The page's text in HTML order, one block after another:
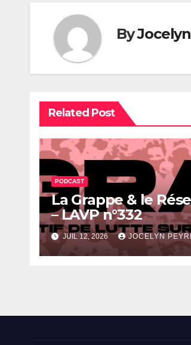
By
Related Post
PODCAST
La Grappe & le
– LAVP n°332
JUIL 12, 2026 JOCELYN